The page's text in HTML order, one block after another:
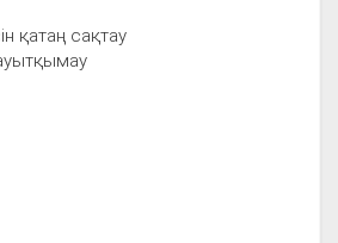
қатаң сақтау